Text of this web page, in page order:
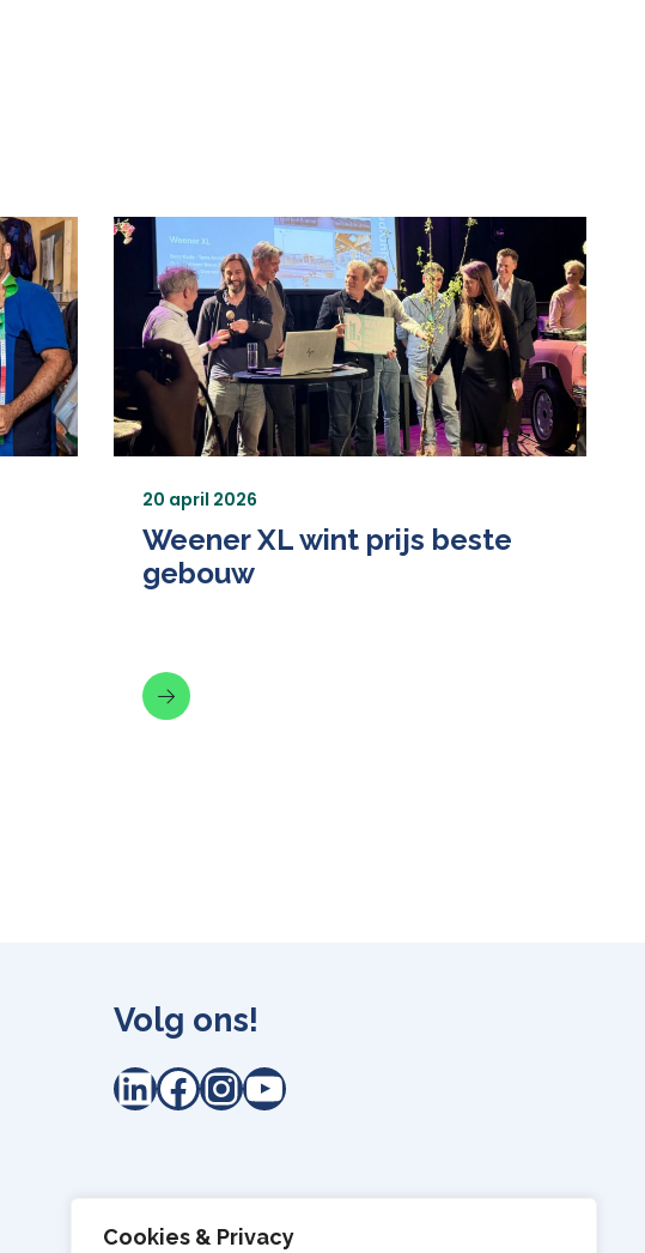
Cookies & Privacy
Weener XL wint prijs beste
gebouw
20 april 2026
Volg ons!
LinkedIn
Facebook
Instagram
YouTube